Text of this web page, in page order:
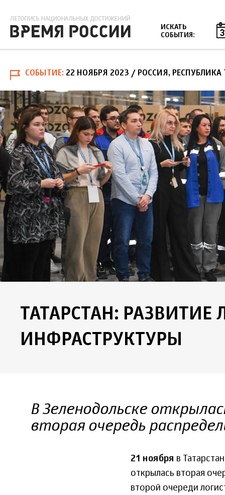
ИСКАТЬ
СОБЫТИЯ:
СОБЫТИЕ 22 НОЯБРЯ 2023 / РОССИЯ, РЕСПУБЛИКА
ТАТАРСТАН: РАЗВИТИЕ
ИНФРАСТРУКТУРЫ
В Зеленодольске
вторая очередь
21 ноября в
открылась вторая
второй очереди